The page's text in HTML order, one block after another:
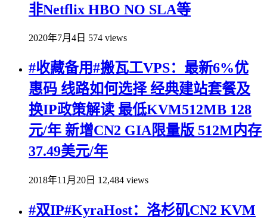
非Netflix HBO NO SLA等
2020年7月4日 574 views
#收藏备用#搬瓦工VPS：最新6%优
惠码 线路如何选择 经典建站套餐及
换IP政策解读 最低KVM512MB 128
元/年 新增CN2 GIA限量版 512M内存
37.49美元/年
2018年11月20日 12,484 views
#双IP#KyraHost：洛杉矶CN2 KVM